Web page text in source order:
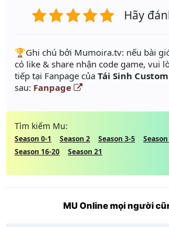
Hãy
️🏆Ghi chú bởi Mumoira.tv: nếu bài
có like & share nhận code game, vui
tiếp tại Fanpage của Tái Sinh Custom
sau: Fanpage
Tìm kiếm Mu:
Season 0-1 Season 2 Season 3-5
Season 16-20
Season 21
MU Online mọi người